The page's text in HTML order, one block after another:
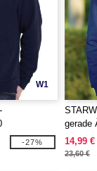
W1
-27%
gerade
14,99 €
23,60 €